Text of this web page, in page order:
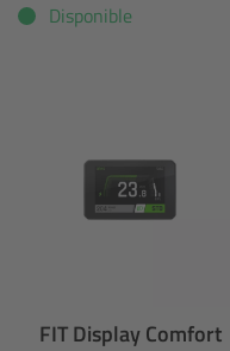
Disponible
FIT Display Comfort